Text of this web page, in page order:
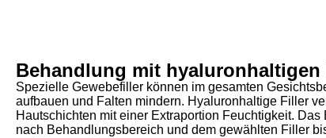
Behandlung mit hyaluronhaltigen
Spezielle Gewebefiller können im gesamten
aufbauen und Falten mindern. Hyaluronhaltige Filler
Hautschichten mit einer Extraportion Feuchtigkeit. Das
nach Behandlungsbereich und dem gewählten Filler